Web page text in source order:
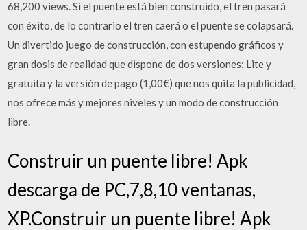
68,200 views. Si el puente está bien construido, el tren pasará
con éxito, de lo contrario el tren caerá o el puente se colapsará.
Un divertido juego de construcción, con estupendo gráficos y
gran dosis de realidad que dispone de dos versiones: Lite y
gratuita y la versión de pago (1,00€) que nos quita la publicidad,
nos ofrece más y mejores niveles y un modo de construcción
libre.
Construir un puente libre! Apk
descarga de PC,7,8,10 ventanas,
XP.Construir un puente libre! Apk